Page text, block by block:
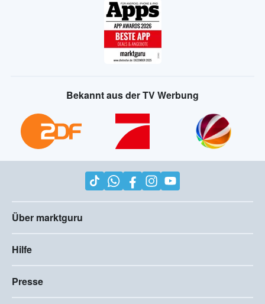
Bekannt aus der TV Werbung
Über marktguru
Hilfe
Presse